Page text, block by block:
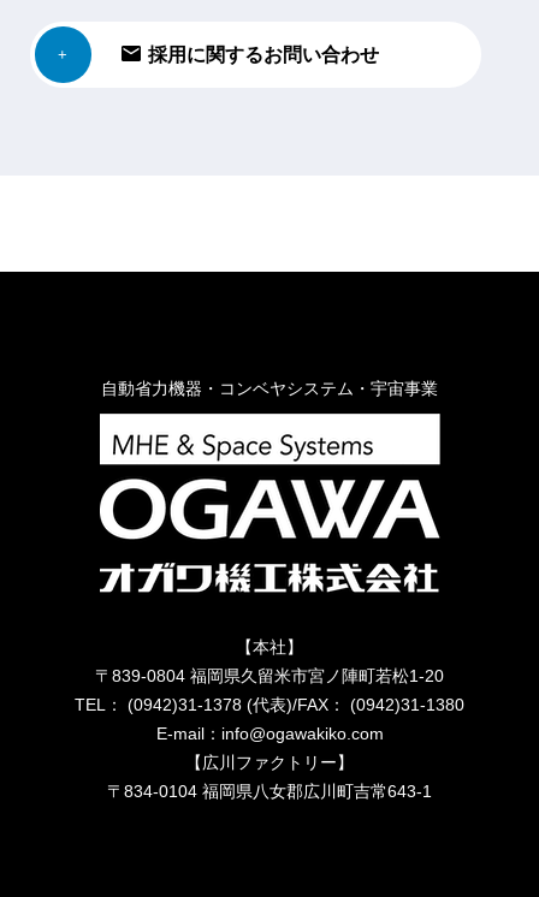
採用に関するお問い合わせ
自動省力機器・コンベヤシステム・宇宙事業
【本社】
〒839-0804 福岡県久留米市宮ノ陣町若松1-20
TEL： (0942)31-1378 (代表)/FAX： (0942)31-1380
E-mail：info@ogawakiko.com
【広川ファクトリー】
〒834-0104 福岡県八女郡広川町吉常643-1